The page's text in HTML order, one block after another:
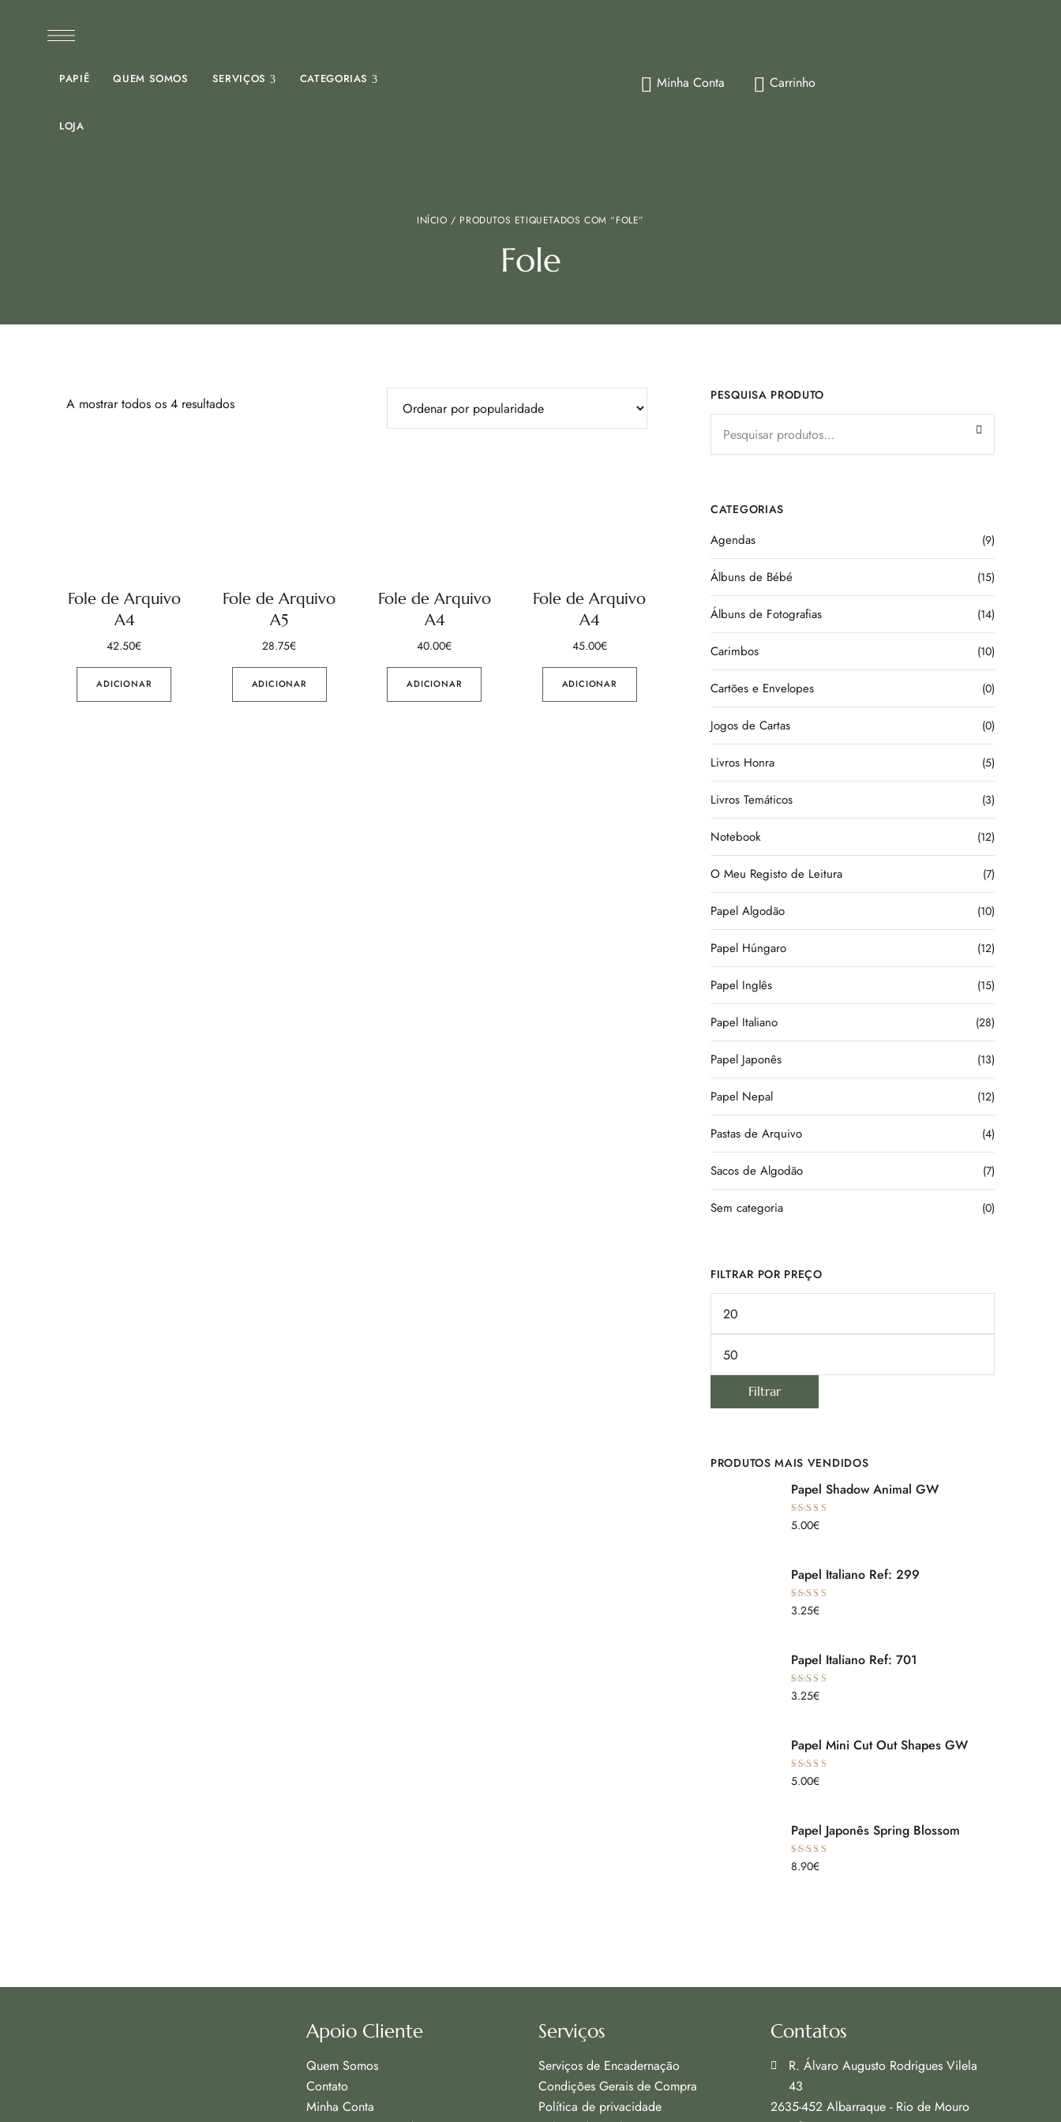
PAPIÊ QUEM SOMOS SERVIÇOS CATEGORIAS
LOJA
Minha Conta Carrinho
INÍCIO / PRODUTOS ETIQUETADOS COM “FOLE”
Fole
A mostrar todos os 4 resultados
Fole de Arquivo
A4
42.50€
ADICIONAR
Fole de Arquivo
A5
28.75€
ADICIONAR
Fole de Arquivo
A4
40.00€
ADICIONAR
Fole de Arquivo
A4
45.00€
ADICIONAR
PESQUISA PRODUTO
CATEGORIAS
Agendas (9)
Álbuns de Bébé (15)
Álbuns de Fotografias (14)
Carimbos (10)
Cartões e Envelopes (0)
Jogos de Cartas (0)
Livros Honra (5)
Livros Temáticos (3)
Notebook (12)
O Meu Registo de Leitura (7)
Papel Algodão (10)
Papel Húngaro (12)
Papel Inglês (15)
Papel Italiano (28)
Papel Japonês (13)
Papel Nepal (12)
Pastas de Arquivo (4)
Sacos de Algodão (7)
Sem categoria (0)
FILTRAR POR PREÇO
Filtrar
PRODUTOS MAIS VENDIDOS
Papel Shadow Animal GW
Avaliação
5.00de 5
5.00€
Papel Italiano Ref: 299
Avaliação
5.00de 5
3.25€
Papel Italiano Ref: 701
Avaliação
5.00de 5
3.25€
Papel Mini Cut Out Shapes GW
Avaliação
5.00de 5
5.00€
Papel Japonês Spring Blossom
Avaliação
5.00de 5
8.90€
Apoio Cliente
Quem Somos
Contato
Minha Conta
Serviços
Serviços de Encadernação
Condições Gerais de Compra
Política de privacidade
Contatos
R. Álvaro Augusto Rodrigues Vilela
43
2635-452 Albarraque - Rio de Mouro